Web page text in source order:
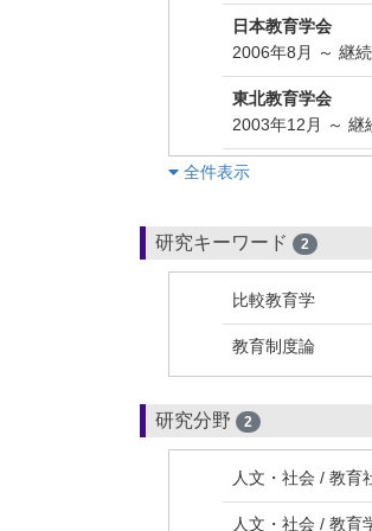
日本教育学会
2006年8月 ～ 継
東北教育学会
2003年12月 ～ 継
︎全件表示
研究キーワード 2
比較教育学
教育制度論
研究分野 2
人文・社会 / 教育
人文・社会 / 教育